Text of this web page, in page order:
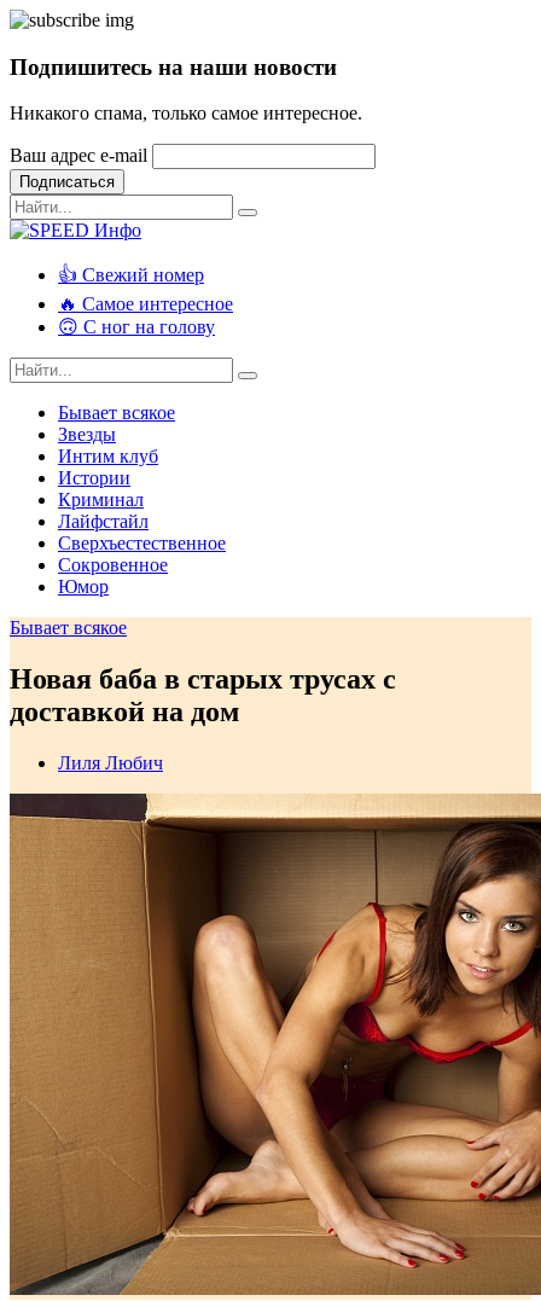
Подпишитесь на наши новости
Никакого спама, только самое интересное.
Ваш адрес e-mail
Подписаться
👍 Свежий номер
🔥 Самое интересное
🙃 С ног на голову
Бывает всякое
Звезды
Интим клуб
Истории
Криминал
Лайфстайл
Сверхъестественное
Сокровенное
Юмор
Бывает всякое
Новая баба в старых трусах с
доставкой на дом
Лиля Любич